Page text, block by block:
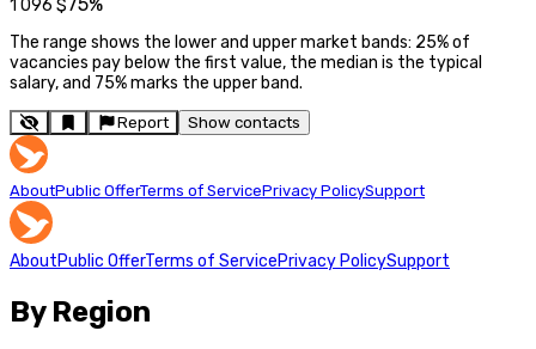
1 096 $
The range shows the lower and upper market bands: 25% of
vacancies pay below the first value, the median is the typical
salary, and 75% marks the upper band.
Report Show contacts
AboutPublic OfferTerms of ServicePrivacy PolicySupport
AboutPublic OfferTerms of ServicePrivacy PolicySupport
By Region